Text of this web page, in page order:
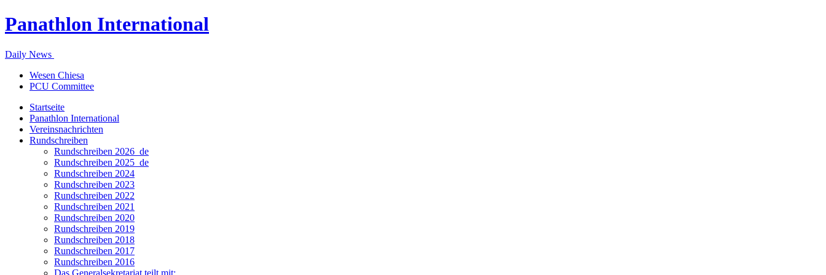
Panathlon International
Daily News
Wesen Chiesa
PCU Committee
Startseite
Panathlon International
Vereinsnachrichten
Rundschreiben
Rundschreiben 2026_de
Rundschreiben 2025_de
Rundschreiben 2024
Rundschreiben 2023
Rundschreiben 2022
Rundschreiben 2021
Rundschreiben 2020
Rundschreiben 2019
Rundschreiben 2018
Rundschreiben 2017
Rundschreiben 2016
Das Generalsekretariat teilt mit: